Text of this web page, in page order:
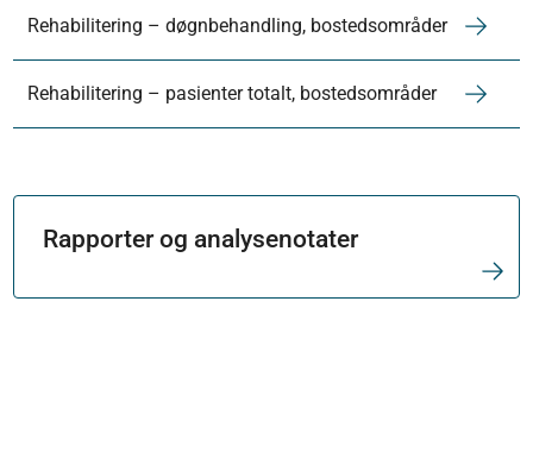
Rehabilitering – døgnbehandling, bostedsområder
Rehabilitering – pasienter totalt, bostedsområder
Rapporter og analysenotater